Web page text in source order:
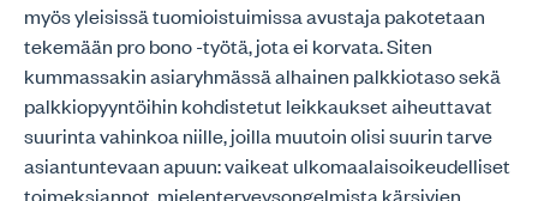
myös yleisissä tuomioistuimissa avustaja pakotetaan
tekemään pro bono -työtä, jota ei korvata. Siten
kummassakin asiaryhmässä alhainen palkkiotaso sekä
palkkiopyyntöihin kohdistetut leikkaukset aiheuttavat
suurinta vahinkoa niille, joilla muutoin olisi suurin tarve
asiantuntevaan apuun: vaikeat ulkomaalaisoikeudelliset
toimeksiannot, mielenterveysongelmista kärsivien